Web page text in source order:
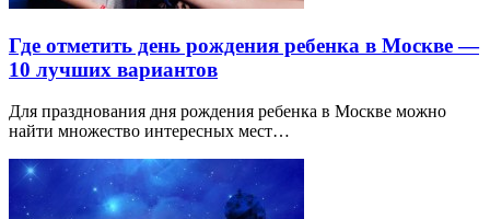
Где отметить день рождения ребенка в Москве —
10 лучших вариантов
Для празднования дня рождения ребенка в Москве можно
найти множество интересных мест…